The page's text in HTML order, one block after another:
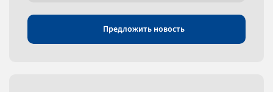
Предложить новость